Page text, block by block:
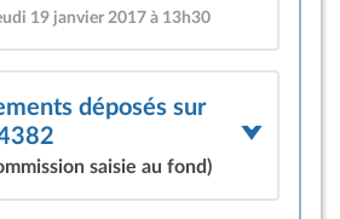
19 janvier 2017 à 13h30
déposés sur
saisie au fond)